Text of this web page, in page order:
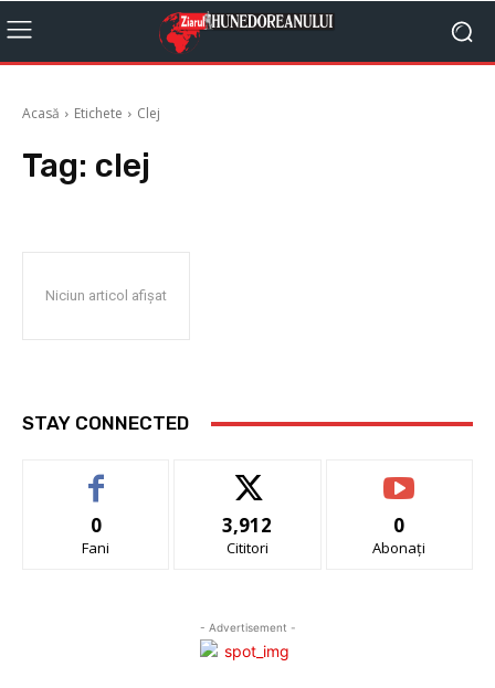
Acasă Etichete Clej
Tag: clej
Niciun articol afișat
STAY CONNECTED
0
Fani
3,912
Cititori
0
Abonați
- Advertisement -